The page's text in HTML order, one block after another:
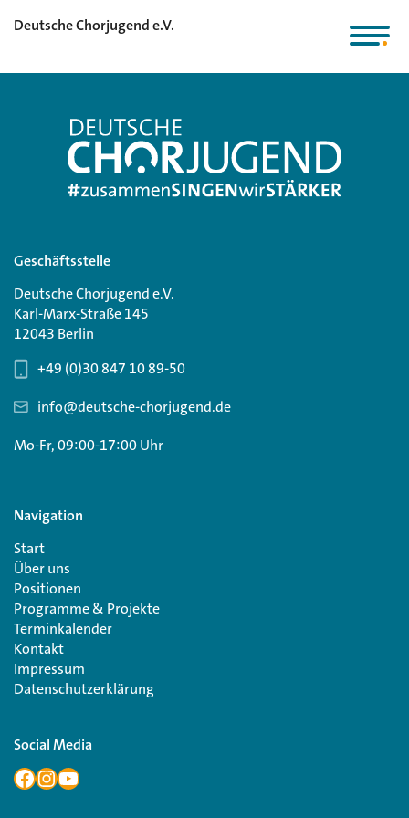
Deutsche Chorjugend e.V.
Geschäftsstelle
Deutsche Chorjugend e.V.
Karl-Marx-Straße 145
12043 Berlin
+49 (0)30 847 10 89-50
info@deutsche-chorjugend.de
Mo-Fr, 09:00-17:00 Uhr
Navigation
Start
Über uns
Positionen
Programme & Projekte
Terminkalender
Kontakt
Impressum
Datenschutzerklärung
Social Media